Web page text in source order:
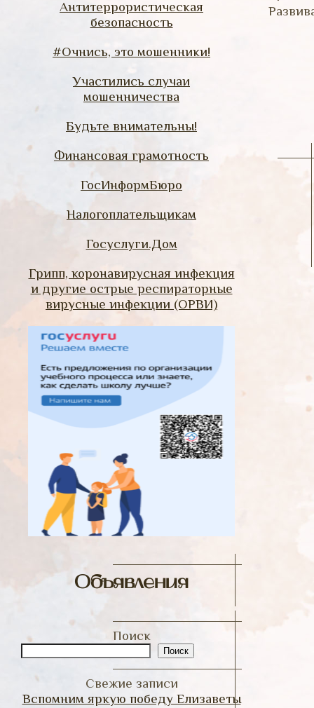
Антитеррористическая
безопасность
#Очнись, это мошенники!
Участились случаи
мошенничества
Будьте внимательны!
Финансовая грамотность
ГосИнформБюро
Налогоплательщикам
Госуслуги.Дом
Грипп, коронавирусная инфекция
и другие острые респираторные
вирусные инфекции (ОРВИ)
Объявления
Поиск
Поиск
Свежие записи
Вспомним яркую победу Елизаветы